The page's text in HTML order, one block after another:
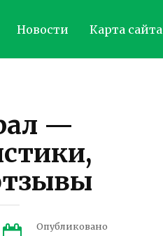
Новости Карта сайта
—
Опубликовано